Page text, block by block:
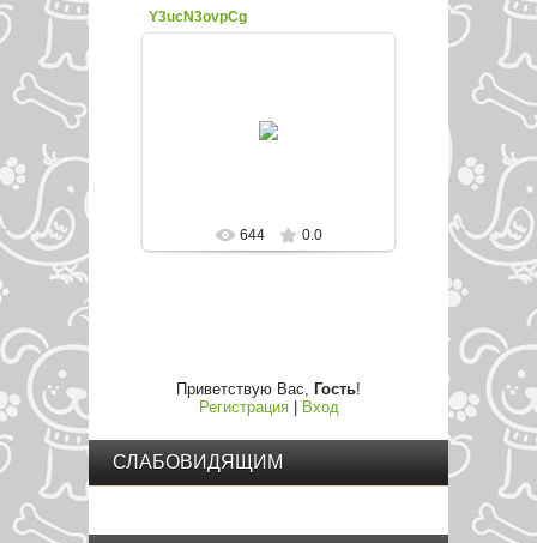
Y3ucN3ovpCg
644 0.0
Приветствую Вас, Гость!
Регистрация| Вход
СЛАБОВИДЯЩИМ